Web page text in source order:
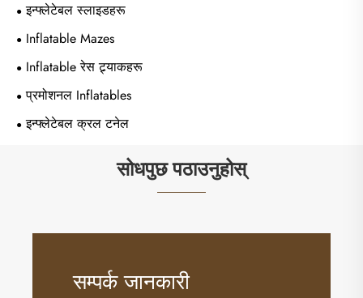
इन्फ्लेटेबल स्लाइडहरू
Inflatable Mazes
Inflatable रेस ट्र्याकहरू
प्रमोशनल Inflatables
इन्फ्लेटेबल क्रल टनेल
सोधपुछ पठाउनुहोस्
सम्पर्क जानकारी